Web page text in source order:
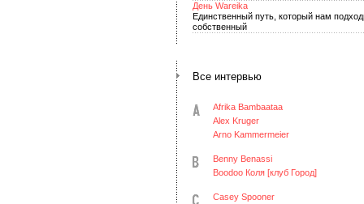
День Wareika
Единственный путь, который нам
собственный
Все интервью
Afrika Bambaataa
Alex Kruger
Arno Kammermeier
Benny Benassi
Boodoo Коля [клуб Город]
Casey Spooner